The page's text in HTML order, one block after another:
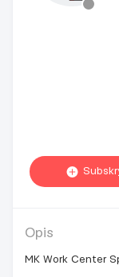
Opis
MK Work Center